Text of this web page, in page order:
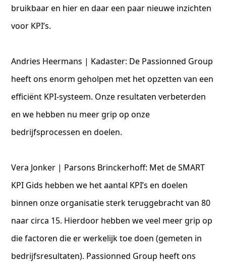
bruikbaar en hier en daar een paar nieuwe inzichten
voor KPI’s.
Andries Heermans | Kadaster: De Passionned Group
heeft ons enorm geholpen met het opzetten van een
efficiënt KPI-systeem. Onze resultaten verbeterden
en we hebben nu meer grip op onze
bedrijfsprocessen en doelen.
Vera Jonker | Parsons Brinckerhoff: Met de SMART
KPI Gids hebben we het aantal KPI’s en doelen
binnen onze organisatie sterk teruggebracht van 80
naar circa 15. Hierdoor hebben we veel meer grip op
die factoren die er werkelijk toe doen (gemeten in
bedrijfsresultaten). Passionned Group heeft ons